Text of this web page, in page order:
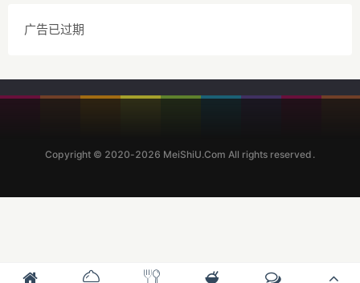
广告已过期
Copyright © 2020-2026 MeiShiU.Com All rights reserved.